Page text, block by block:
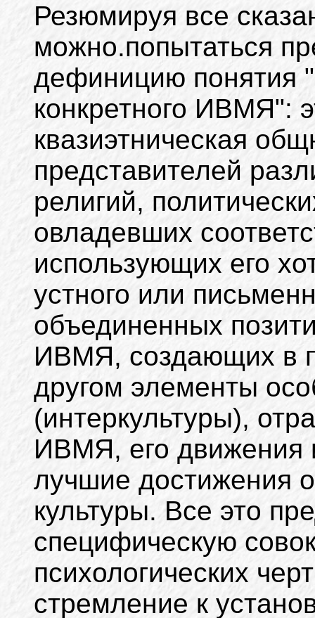
Резюмируя все
можно.попытаться
дефиницию понятия
конкретного ИВМЯ":
квазиэтническая
представителей
религий,
овладевших
использующих его
устного или
объединенных
ИВМЯ, создающих в
другом элементы
(интеркультуры),
ИВМЯ, его движения
лучшие достижения
культуры. Все это
специфическую
психологических
стремление к